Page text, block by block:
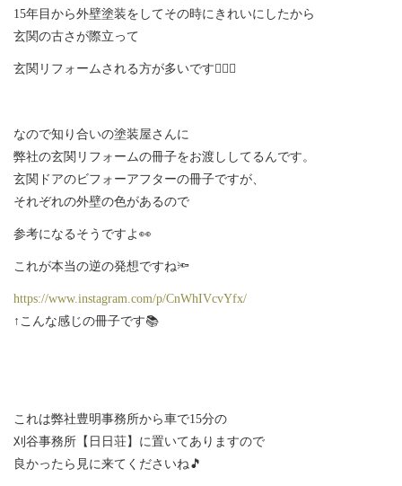
15年目から外壁塗装をしてその時にきれいにしたから
玄関の古さが際立って
玄関リフォームされる方が多いです💁🏻‍♀️
なので知り合いの塗装屋さんに
弊社の玄関リフォームの冊子をお渡ししてるんです。
玄関ドアのビフォーアフターの冊子ですが、
それぞれの外壁の色があるので
参考になるそうですよ👀
これが本当の逆の発想ですね🔦
https://www.instagram.com/p/CnWhIVcvYfx/
↑こんな感じの冊子です📚
これは弊社豊明事務所から車で15分の
刈谷事務所【日日荘】に置いてありますので
良かったら見に来てくださいね🎵